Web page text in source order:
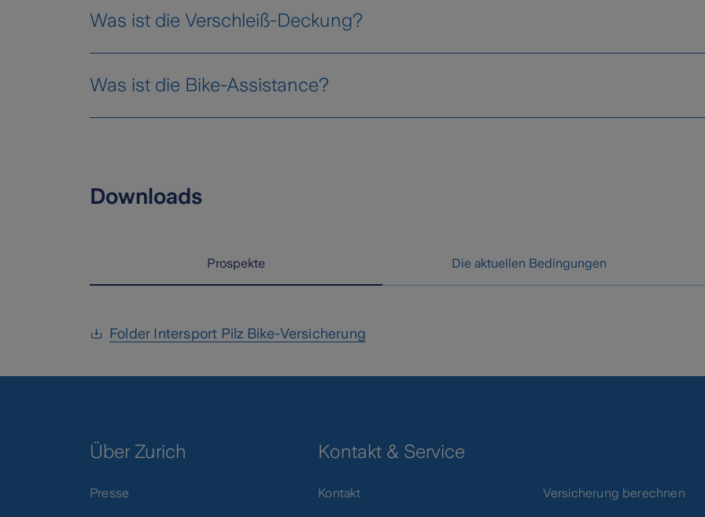
Danach können wir deinen Leistungsfall schnell bearbeiten und bitten dich, bei
mitzuwirken.
Was ist die Verschleiß-Deckung?
Was ist die Bike-Assistance?
Downloads
Prospekte Die aktuellen Bedingungen
Folder Intersport Pilz Bike-Versicherung
Über Zurich
Presse
Kontakt & Service
Kontakt Versicherung berechnen